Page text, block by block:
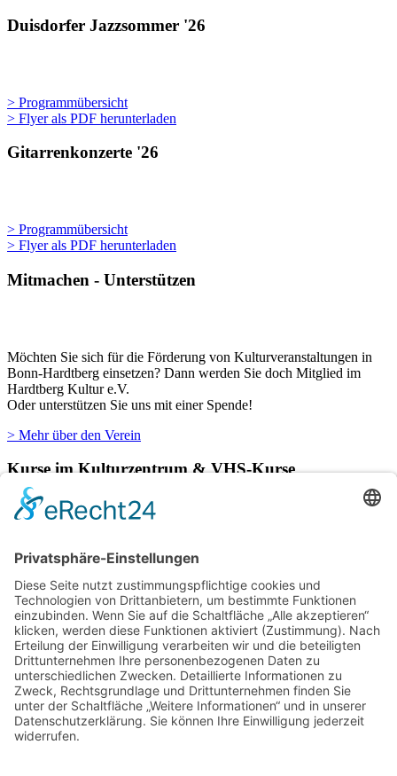
Duisdorfer Jazzsommer '26
> Programmübersicht
> Flyer als PDF herunterladen
Gitarrenkonzerte '26
> Programmübersicht
> Flyer als PDF herunterladen
Mitmachen - Unterstützen
Möchten Sie sich für die Förderung von Kulturveranstaltungen in
Bonn-Hardtberg einsetzen? Dann werden Sie doch Mitglied im
Hardtberg Kultur e.V.
Oder unterstützen Sie uns mit einer Spende!
> Mehr über den Verein
Kurse im Kulturzentrum & VHS-Kurse
Räumlichkeiten im Kulturzentrum für einige ihrer Kurse.
> Hier finden Sie eine aktuelle Übersicht.
Newsletter
Über alle Konzerte und Kurse informiert bleiben?
Wenn Sie unseren Newsletter abonnieren, erhalten Sie Infos zu